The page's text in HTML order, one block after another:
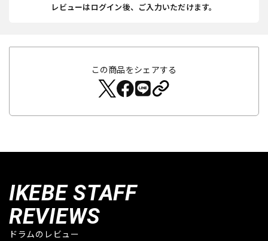
レビューはログイン後、ご入力いただけます。
この商品をシェアする
IKEBE STAFF
REVIEWS
ドラムのレビュー